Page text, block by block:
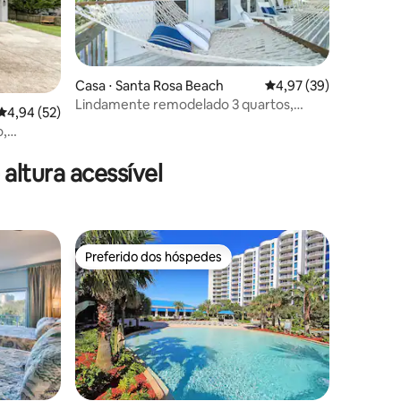
de uma avaliação média de 5, 52 avaliações
4,94 (52)
Casa ⋅ Santa Rosa Beach 4,97 de uma
4,97 (39)
Lindamente remodelado 3 quartos,
acessível
Preferido dos hóspedes
Preferido dos hóspedes